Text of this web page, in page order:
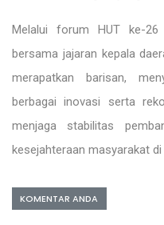
Melalui forum HUT ke-
bersama jajaran kepala
merapatkan barisan,
berbagai inovasi serta
menjaga stabilitas
kesejahteraan masyarakat
KOMENTAR ANDA